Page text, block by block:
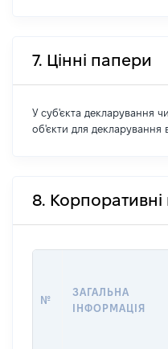
7. Цінні папери
У суб'єкта декларування чи
об'єкти для декларування
8. Корпоративні
№
ЗАГАЛЬНА
ІНФОРМАЦІЯ